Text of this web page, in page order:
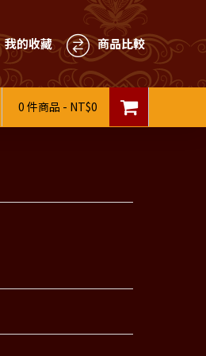
我的收藏 商品比較
0 件商品 - NT$0